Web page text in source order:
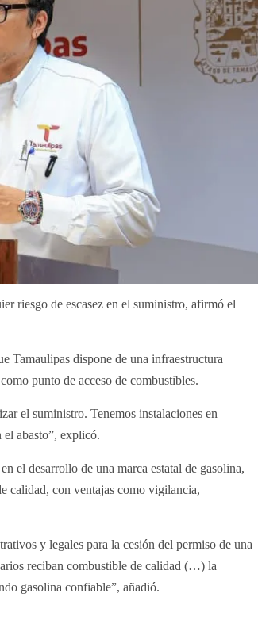
riesgo de escasez en el suministro, afirmó el
Tamaulipas dispone de una infraestructura
punto de acceso de combustibles.
el suministro. Tenemos instalaciones en
abasto”, explicó.
el desarrollo de una marca estatal de gasolina,
calidad, con ventajas como vigilancia,
y legales para la cesión del permiso de una
reciban combustible de calidad (…) la
gasolina confiable”, añadió.